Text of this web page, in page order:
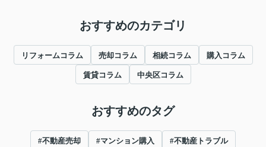
おすすめのカテゴリ
リフォームコラム 売却コラム 相続コラム 購入コラム
賃貸コラム 中央区コラム
おすすめのタグ
#不動産売却 #マンション購入 #不動産トラブル